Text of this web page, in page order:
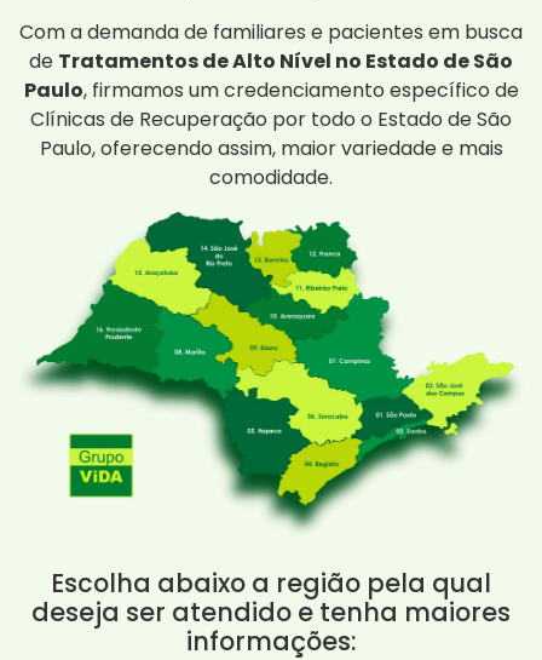
Com a demanda de familiares e pacientes em busca
de Tratamentos de Alto Nível no Estado de São
Paulo, firmamos um credenciamento específico de
Clínicas de Recuperação por todo o Estado de São
Paulo, oferecendo assim, maior variedade e mais
comodidade.
Escolha abaixo a região pela qual
deseja ser atendido e tenha maiores
informações: